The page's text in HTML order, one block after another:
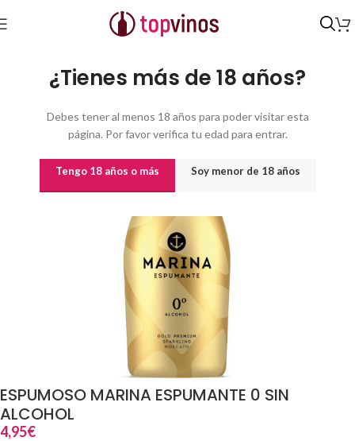
¿Tienes más de 18 años?
Debes tener al menos 18 años para poder visitar esta
página. Por favor verifica tu edad para entrar.
Tengo 18 años o más Soy menor de 18 años
Inicio
ESPUMOSO MARINA ESPUMANTE 0 SIN
ALCOHOL
4,95€